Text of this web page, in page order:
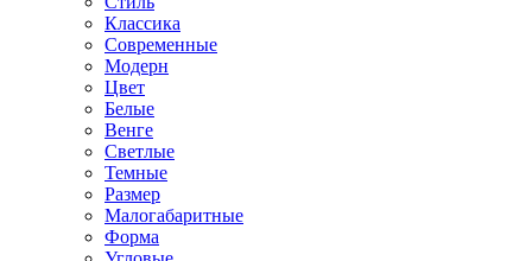
Классика
Современные
Модерн
Цвет
Белые
Венге
Светлые
Темные
Размер
Малогабаритные
Форма